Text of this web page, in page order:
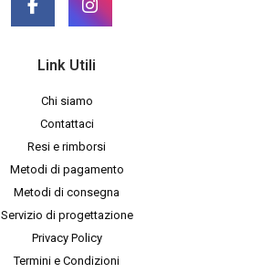
Link Utili
Chi siamo
Contattaci
Resi e rimborsi
Metodi di pagamento
Metodi di consegna
Servizio di progettazione
Privacy Policy
Termini e Condizioni